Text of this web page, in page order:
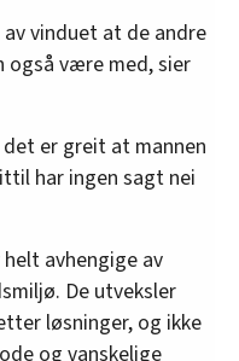
vinduet at de andre
også være med, sier
er greit at mannen
har ingen sagt nei
avhengige av
De utveksler
løsninger, og ikke
og vanskelige